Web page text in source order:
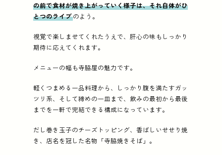
の前で食材が焼き上がっていく様子は、それ自体がひ
とつのライブのよう。
視覚で楽しませてくれたうえで、肝心の味もしっかり
期待に応えてくれます。
メニューの幅も寺脇屋の魅力です。
軽くつまめる一品料理から、しっかり腹を満たすガッ
ツリ系、そして締めの一皿まで、飲みの最初から最後
までを一軒で完結できる構成になっています。
だし巻き玉子のチーズトッピング、香ばしいせせり焼
き、店名を冠した名物「寺脇焼きそば」。